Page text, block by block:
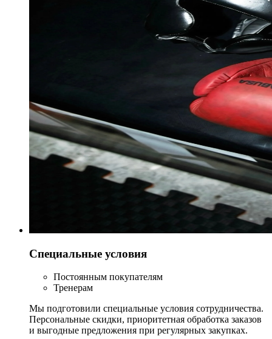
Специальные условия
Постоянным покупателям
Тренерам
Мы подготовили специальные условия сотрудничества.
Персональные скидки, приоритетная обработка заказов
и выгодные предложения при регулярных закупках.